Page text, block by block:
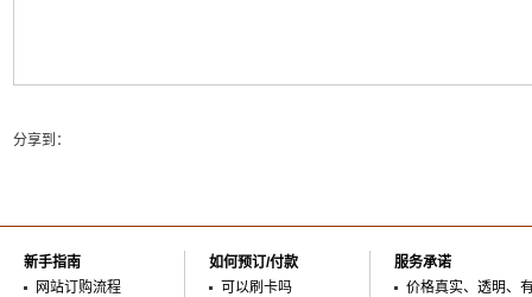
分享到：
新手指南
网站订购流程
如何预订/付款
可以刷卡吗
服务承诺
价格真实、透明、